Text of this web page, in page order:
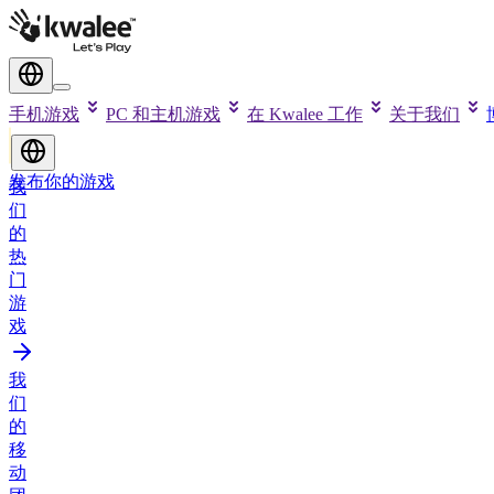
手机游戏 PC 和主机游戏 在 Kwalee 工作 关于我们
发布你的游戏
我
们
的
热
门
游
戏
我
们
的
移
动